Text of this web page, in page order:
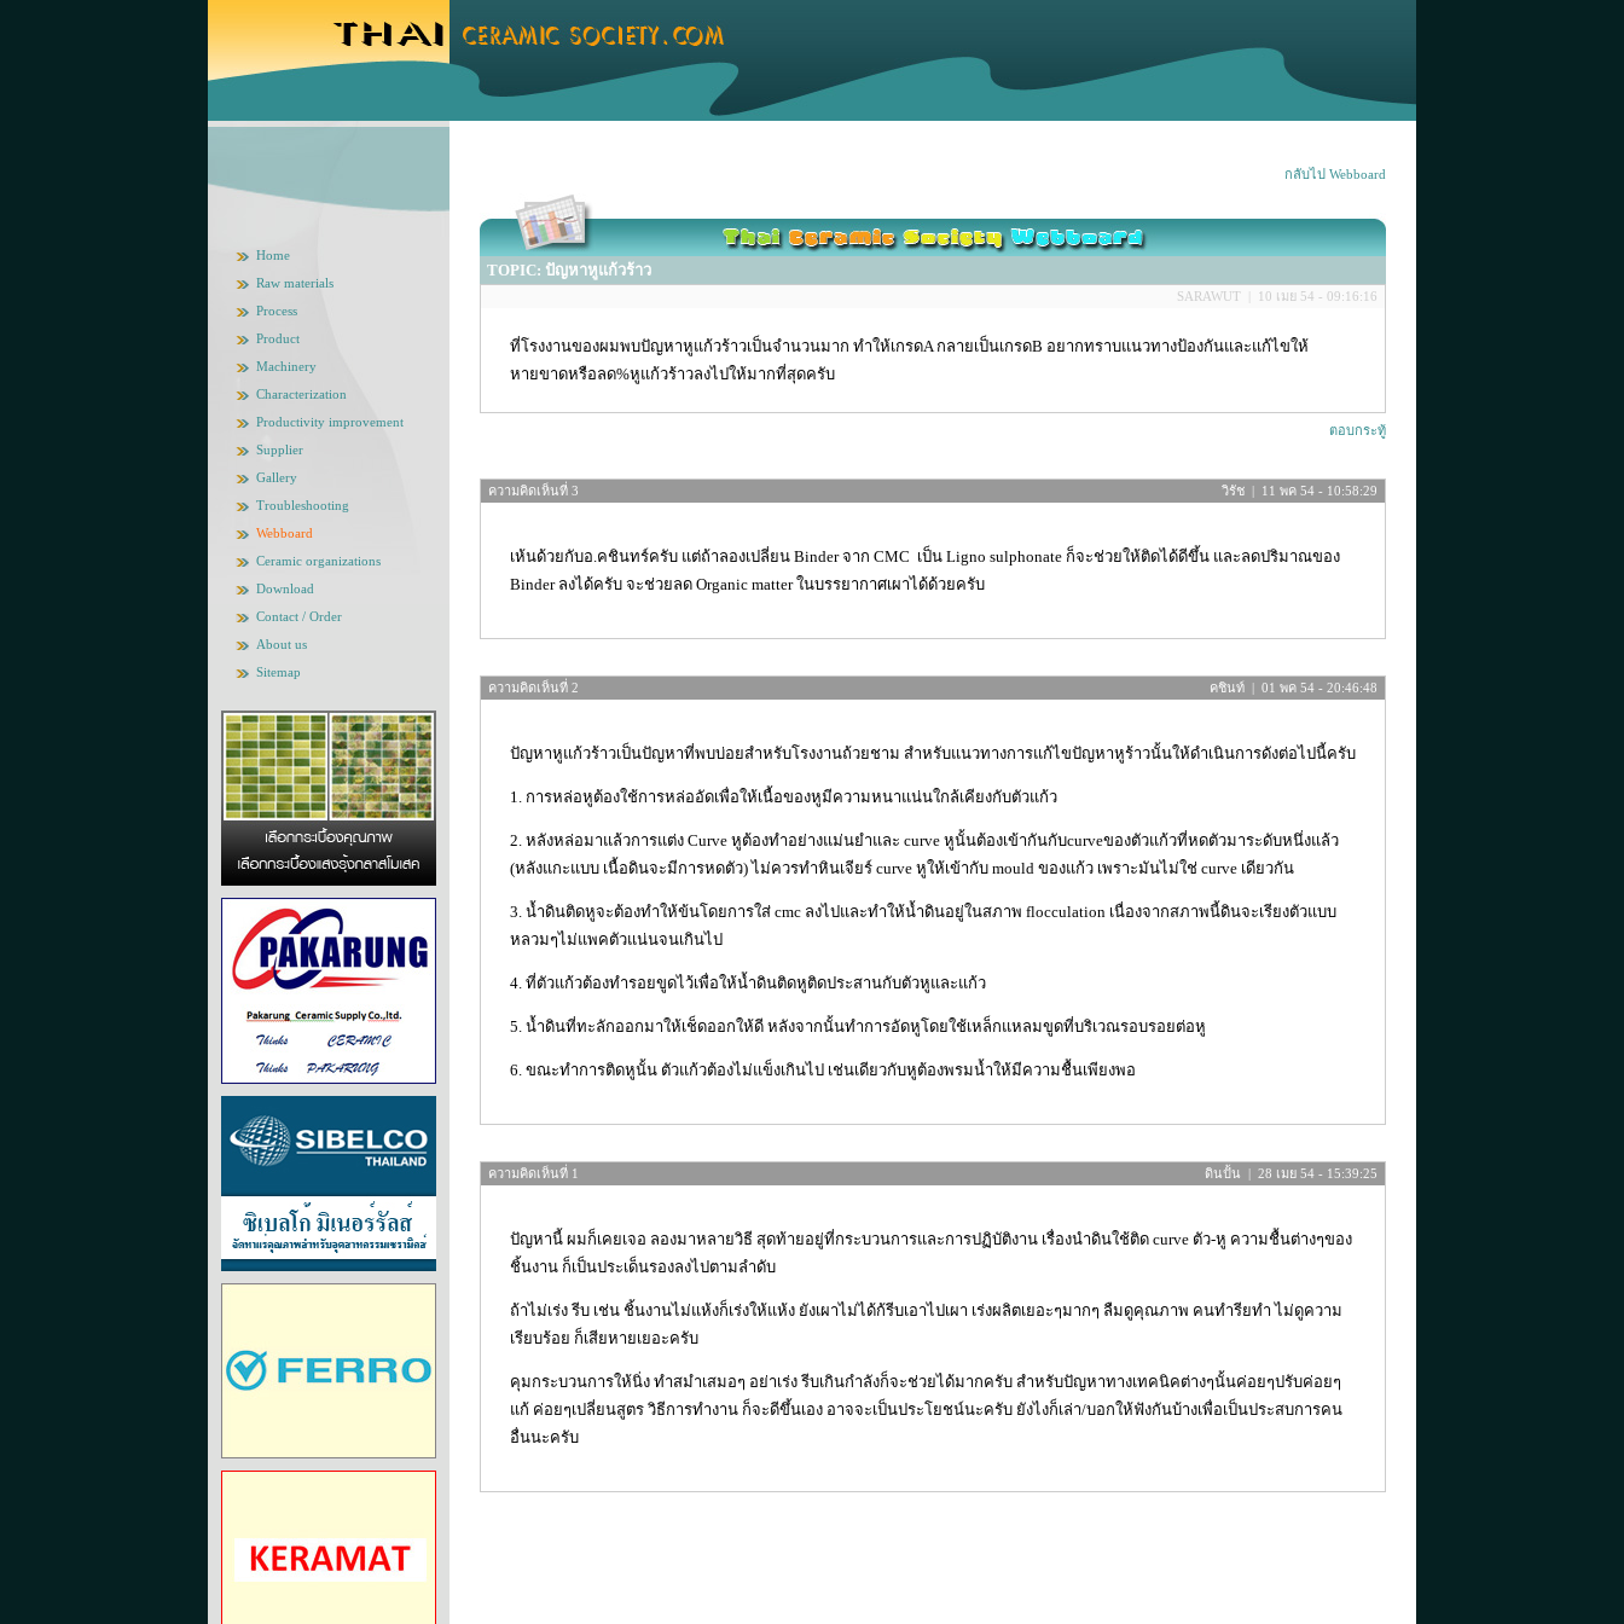
Home
Raw materials
Process
Product
Machinery
Characterization
Productivity improvement
Supplier
Gallery
Troubleshooting
Webboard
Ceramic organizations
Download
Contact / Order
About us
Sitemap
กลับไป Webboard
TOPIC: ปัญหาหูแก้วร้าว
SARAWUT | 10 เมย 54 - 09:16:16
ที่โรงงานของผมพบปัญหาหูแก้วร้าวเป็นจำนวนมาก ทำให้เกรดA กลายเป็นเกรดB อยากทราบแนวทางป้องกันและแก้ไขให้
หายขาดหรือลด%หูแก้วร้าวลงไปให้มากที่สุดครับ
ตอบกระทู้
ความคิดเห็นที่ 3 วิรัช | 11 พค 54 - 10:58:29
เห้นด้วยกับอ.คชินทร์ครับ แต่ถ้าลองเปลี่ยน Binder จาก CMC เป็น Ligno sulphonate ก็จะช่วยให้ติดได้ดีขึ้น และลดปริมาณของ
Binder ลงได้ครับ จะช่วยลด Organic matter ในบรรยากาศเผาได้ด้วยครับ
ความคิดเห็นที่ 2 คชินท์ | 01 พค 54 - 20:46:48
ปัญหาหูแก้วร้าวเป็นปัญหาที่พบบ่อยสำหรับโรงงานถ้วยชาม สำหรับแนวทางการแก้ไขปัญหาหูร้าวนั้นให้ดำเนินการดังต่อไปนี้ครับ
1. การหล่อหูต้องใช้การหล่ออัดเพื่อให้เนื้อของหูมีความหนาแน่นใกล้เคียงกับตัวแก้ว
2. หลังหล่อมาแล้วการแต่ง Curve หูต้องทำอย่างแม่นยำและ curve หูนั้นต้องเข้ากันกับcurveของตัวแก้วที่หดตัวมาระดับหนึ่งแล้ว
(หลังแกะแบบ เนื้อดินจะมีการหดตัว) ไม่ควรทำหินเจียร์ curve หูให้เข้ากับ mould ของแก้ว เพราะมันไม่ใช่ curve เดียวกัน
3. น้ำดินติดหูจะต้องทำให้ข้นโดยการใส่ cmc ลงไปและทำให้น้ำดินอยู่ในสภาพ flocculation เนื่องจากสภาพนี้ดินจะเรียงตัวแบบ
หลวมๆไม่แพคตัวแน่นจนเกินไป
4. ที่ตัวแก้วต้องทำรอยขูดไว้เพื่อให้น้ำดินติดหูติดประสานกับตัวหูและแก้ว
5. น้ำดินที่ทะลักออกมาให้เช็ดออกให้ดี หลังจากนั้นทำการอัดหูโดยใช้เหล็กแหลมขูดที่บริเวณรอบรอยต่อหู
6. ขณะทำการติดหูนั้น ตัวแก้วต้องไม่แข็งเกินไป เช่นเดียวกับหูต้องพรมน้ำให้มีความชื้นเพียงพอ
ความคิดเห็นที่ 1 ดินปั้น | 28 เมย 54 - 15:39:25
ปัญหานี้ ผมก็เคยเจอ ลองมาหลายวิธี สุดท้ายอยู่ที่กระบวนการและการปฏิบัติงาน เรื่องนำดินใช้ติด curve ตัว-หู ความชื้นต่างๆของ
ชิ้นงาน ก็เป็นประเด็นรองลงไปตามลำดับ
ถ้าไม่เร่ง รีบ เช่น ชิ้นงานไม่แห้งก็เร่งให้แห้ง ยังเผาไม่ได้ก้รีบเอาไปเผา เร่งผลิตเยอะๆมากๆ ลืมดูคุณภาพ คนทำรียทำ ไม่ดูความ
เรียบร้อย ก็เสียหายเยอะครับ
คุมกระบวนการให้นิ่ง ทำสมำเสมอๆ อย่าเร่ง รีบเกินกำลังก็จะช่วยได้มากครับ สำหรับปัญหาทางเทคนิคต่างๆนั้นค่อยๆปรับค่อยๆ
แก้ ค่อยๆเปลี่ยนสูตร วิธีการทำงาน ก็จะดีขึ้นเอง อาจจะเป็นประโยชน์นะครับ ยังไงก็เล่า/บอกให้ฟังกันบ้างเพื่อเป็นประสบการคน
อื่นนะครับ